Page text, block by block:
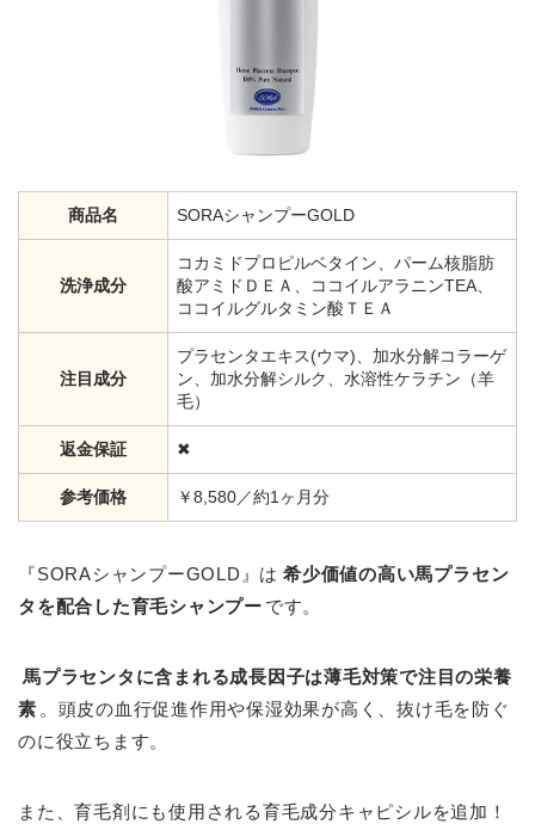
商品名 SORAシャンプーGOLD
洗浄成分
コカミドプロピルベタイン、パーム核脂肪
酸アミドＤＥＡ、ココイルアラニンTEA、
ココイルグルタミン酸ＴＥＡ
注目成分
プラセンタエキス(ウマ)、加水分解コラーゲ
ン、加水分解シルク、水溶性ケラチン（羊
毛）
返金保証 ✖
参考価格 ￥8,580／約1ヶ月分
『SORAシャンプーGOLD』は 希少価値の高い馬プラセン
タを配合した育毛シャンプー です。
馬プラセンタに含まれる成長因子は薄毛対策で注目の栄養
素 。頭皮の血行促進作用や保湿効果が高く、抜け毛を防ぐ
のに役立ちます。
また、育毛剤にも使用される育毛成分キャピシルを追加！